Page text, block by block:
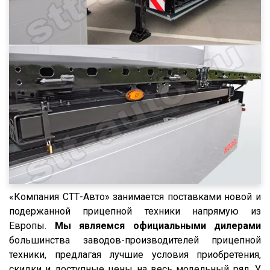
NS 3 F
NW 3 S 26 НP KONISCH
PS
Frigo
GA3B/3
GA3FL/7
9532
952342
9541
95234
95236
95403
95412
«Компания СТТ-Авто» занимается поставками новой и
подержанной прицепной техники напрямую из
Европы. Мы являемся официальными дилерами
большинства заводов-производителей прицепной
техники, предлагая лучшие условия приобретения,